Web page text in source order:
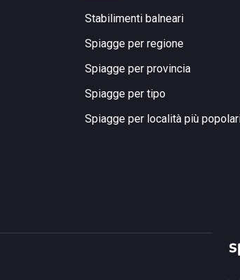
Stabilimenti balneari
Spiagge per regione
Spiagge per provincia
Spiagge per tipo
Spiagge per località più